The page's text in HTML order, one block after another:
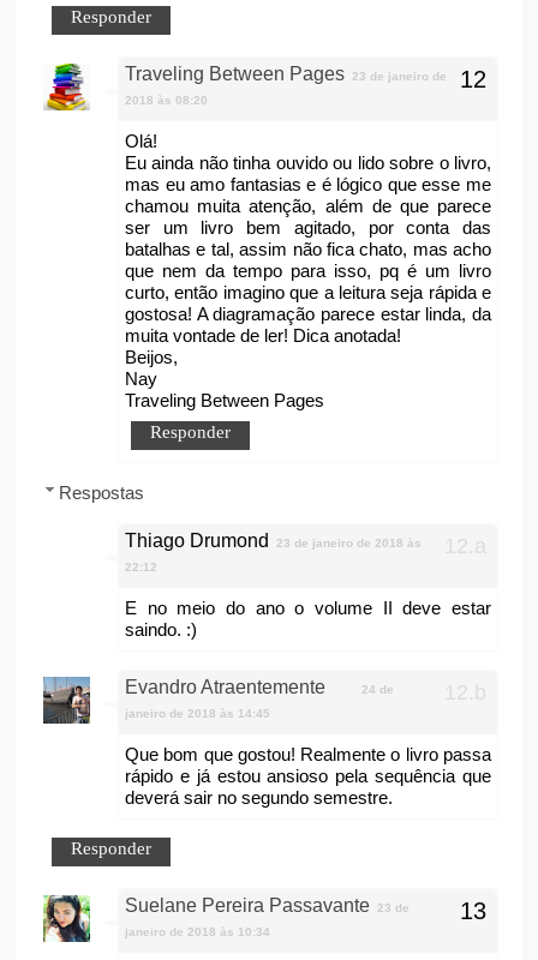
Responder
Traveling Between Pages
23 de janeiro de
2018 às 08:20
Olá!
Eu ainda não tinha ouvido ou lido sobre o livro,
mas eu amo fantasias e é lógico que esse me
chamou muita atenção, além de que parece
ser um livro bem agitado, por conta das
batalhas e tal, assim não fica chato, mas acho
que nem da tempo para isso, pq é um livro
curto, então imagino que a leitura seja rápida e
gostosa! A diagramação parece estar linda, da
muita vontade de ler! Dica anotada!
Beijos,
Nay
Traveling Between Pages
Responder
Respostas
Thiago Drumond
23 de janeiro de 2018 às
22:12
E no meio do ano o volume II deve estar
saindo. :)
Evandro Atraentemente
24 de
janeiro de 2018 às 14:45
Que bom que gostou! Realmente o livro passa
rápido e já estou ansioso pela sequência que
deverá sair no segundo semestre.
Responder
Suelane Pereira Passavante
23 de
janeiro de 2018 às 10:34